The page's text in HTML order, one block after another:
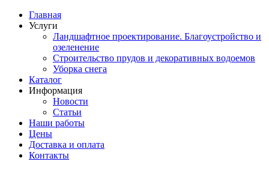
Главная
Услуги
Ландшафтное проектирование. Благоустройство и
озеленение
Строительство прудов и декоративных водоемов
Уборка снега
Каталог
Информация
Новости
Статьи
Наши работы
Цены
Доставка и оплата
Контакты